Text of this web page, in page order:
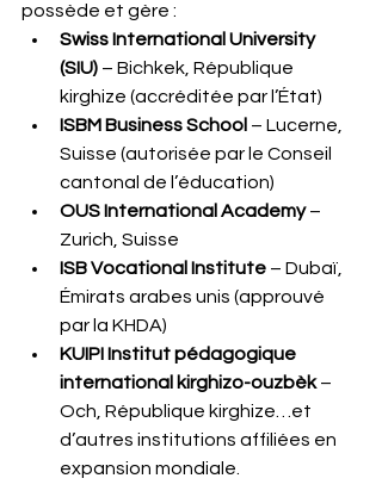
possède et gère :
Swiss International University
(SIU) – Bichkek, République
kirghize (accréditée par l’État)
ISBM Business School – Lucerne,
Suisse (autorisée par le Conseil
cantonal de l’éducation)
OUS International Academy –
Zurich, Suisse
ISB Vocational Institute – Dubaï,
Émirats arabes unis (approuvé
par la KHDA)
KUIPI Institut pédagogique
international kirghizo-ouzbèk –
Och, République kirghize…et
d’autres institutions affiliées en
expansion mondiale.